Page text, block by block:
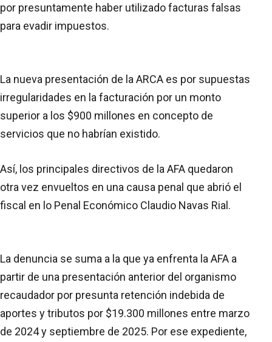
por presuntamente haber utilizado facturas falsas
para evadir impuestos.
La nueva presentación de la ARCA es por supuestas
irregularidades en la facturación por un monto
superior a los $900 millones en concepto de
servicios que no habrían existido.
Así, los principales directivos de la AFA quedaron
otra vez envueltos en una causa penal que abrió el
fiscal en lo Penal Económico Claudio Navas Rial.
La denuncia se suma a la que ya enfrenta la AFA a
partir de una presentación anterior del organismo
recaudador por presunta retención indebida de
aportes y tributos por $19.300 millones entre marzo
de 2024 y septiembre de 2025. Por ese expediente,